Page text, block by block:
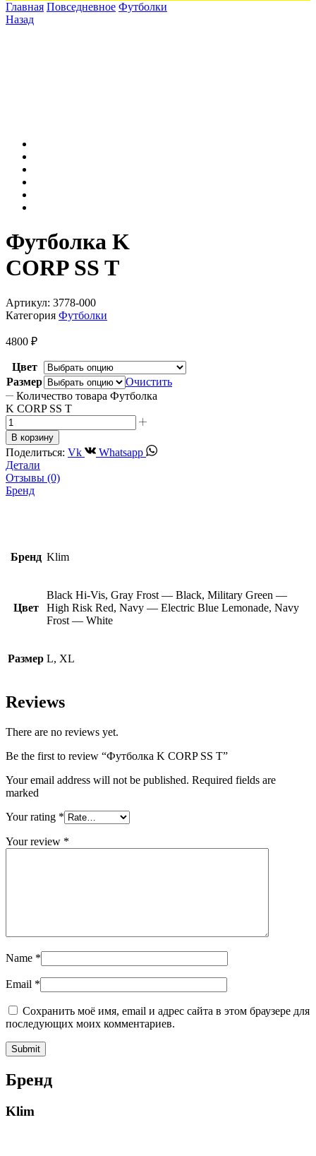
Главная Повседневное Футболки
Назад
Футболка K
CORP SS T
Артикул: 3778-000
Категория Футболки
4800 ₽
Цвет
Размер
Очистить
Количество товара Футболка
K CORP SS T
В корзину
Поделиться: Vk
Whatsapp
Детали
Отзывы (0)
Бренд
Бренд Klim
Цвет
Black Hi-Vis, Gray Frost — Black, Military Green —
High Risk Red, Navy — Electric Blue Lemonade, Navy
Frost — White
Размер L, XL
Reviews
There are no reviews yet.
Be the first to review “Футболка K CORP SS T”
Your email address will not be published. Required fields are
marked
Your rating *
Your review *
Name *
Email *
Сохранить моё имя, email и адрес сайта в этом браузере для
последующих моих комментариев.
Бренд
Klim